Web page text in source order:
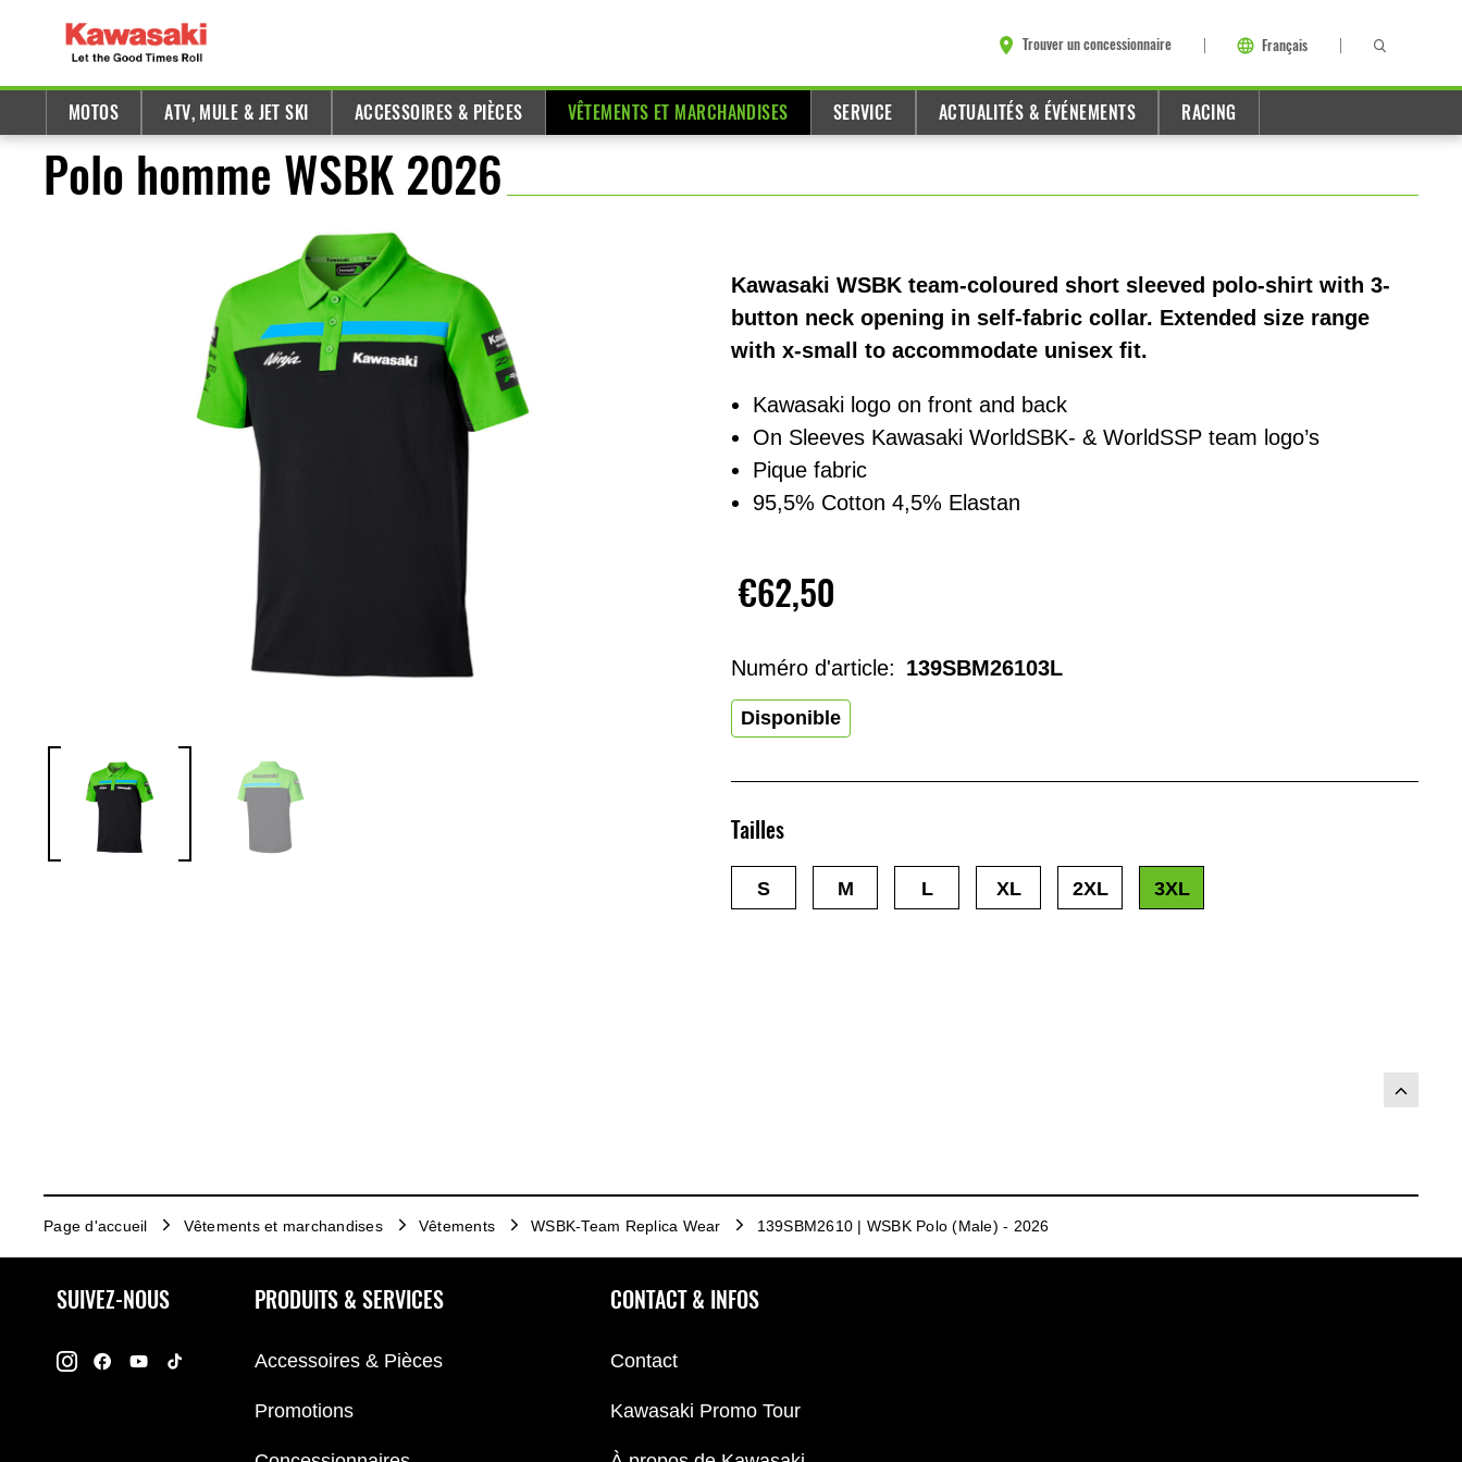
Trouver un concessionnaire Français
MOTOS ATV, MULE & JET SKI ACCESSOIRES & PIÈCES VÊTEMENTS ET MARCHANDISES SERVICE ACTUALITÉS & ÉVÉNEMENTS RACING
Polo homme WSBK 2026
Kawasaki WSBK team-coloured short sleeved polo-shirt with 3-
button neck opening in self-fabric collar. Extended size range
with x-small to accommodate unisex fit.
Kawasaki logo on front and back
On Sleeves Kawasaki WorldSBK- & WorldSSP team logo’s
Pique fabric
95,5% Cotton 4,5% Elastan
€62,50
Disponible
Tailles
S M L XL 2XL 3XL
Numéro d'article: 139SBM26103L
Page d'accueil Vêtements et marchandises Vêtements WSBK-Team Replica Wear 139SBM2610 | WSBK Polo (Male) - 2026
SUIVEZ-NOUS PRODUITS & SERVICES
Accessoires & Pièces
Promotions
CONTACT & INFOS
Contact
Kawasaki Promo Tour